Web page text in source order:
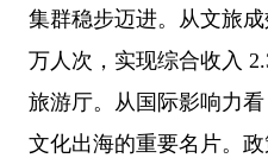
集群稳步迈进。从文旅
万人次，实现综合收入
旅游厅。从国际影响力
文化出海的重要名片。